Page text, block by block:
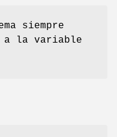
siempre
a la variable